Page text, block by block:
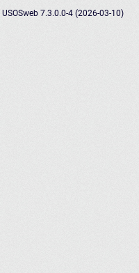
USOSweb 7.3.0.0-4 (2026-03-10)